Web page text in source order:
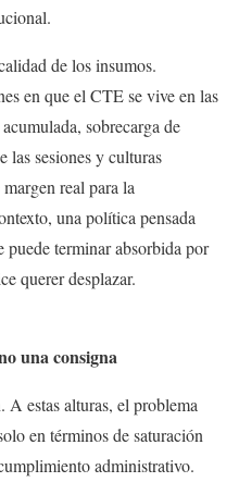
de los insumos.
en que el CTE se vive en las
sobrecarga de
las sesiones y culturas
real para la
una política pensada
puede terminar absorbida por
querer desplazar.
una consigna
estas alturas, el problema
en términos de saturación
administrativo.